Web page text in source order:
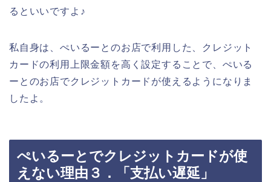
るといいですよ♪
私自身は、ぺいるーとのお店で利用した、クレジット
カードの利用上限金額を高く設定することで、ぺいる
ーとのお店でクレジットカードが使えるようになりま
したよ。
ぺいるーとでクレジットカードが使
えない理由３．「支払い遅延」